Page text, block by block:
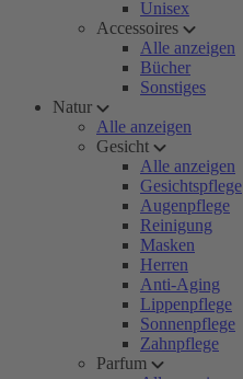
Unisex
Accessoires
Alle anzeigen
Bücher
Sonstiges
Natur
Alle anzeigen
Gesicht
Alle anzeigen
Gesichtspflege
Augenpflege
Reinigung
Masken
Herren
Anti-Aging
Lippenpflege
Sonnenpflege
Zahnpflege
Parfum